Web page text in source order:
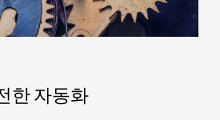
한 자동화